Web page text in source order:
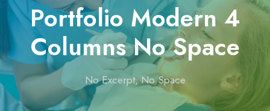
Portfolio Modern 4
Columns No Space
No Excerpt, No Space